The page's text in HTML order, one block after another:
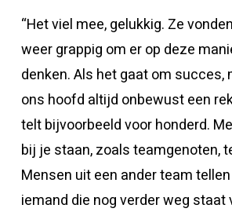
“Het viel mee, gelukkig. Ze
weer grappig om er op deze
denken. Als het gaat om succes,
ons hoofd altijd onbewust een
telt bijvoorbeeld voor honderd.
bij je staan, zoals teamgenoten,
Mensen uit een ander team
iemand die nog verder weg staat